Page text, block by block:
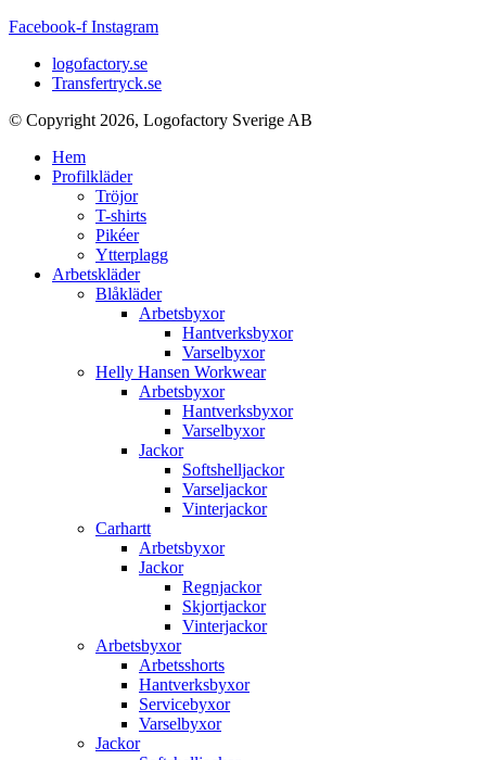
Facebook-f Instagram
logofactory.se
Transfertryck.se
© Copyright 2026, Logofactory Sverige AB
Hem
Profilkläder
Tröjor
T-shirts
Pikéer
Ytterplagg
Arbetskläder
Blåkläder
Arbetsbyxor
Hantverksbyxor
Varselbyxor
Helly Hansen Workwear
Arbetsbyxor
Hantverksbyxor
Varselbyxor
Jackor
Softshelljackor
Varseljackor
Vinterjackor
Carhartt
Arbetsbyxor
Jackor
Regnjackor
Skjortjackor
Vinterjackor
Arbetsbyxor
Arbetsshorts
Hantverksbyxor
Servicebyxor
Varselbyxor
Jackor